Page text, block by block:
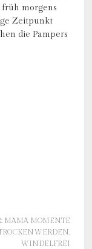
morgens
Zeitpunkt
die Pampers
MAMA MOMENTE
,
WINDELFREI